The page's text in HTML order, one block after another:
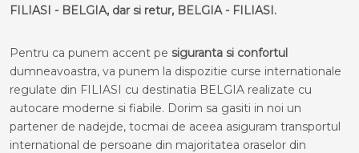
FILIASI - BELGIA, dar si retur, BELGIA - FILIASI.
Pentru ca punem accent pe siguranta si confortul
dumneavoastra, va punem la dispozitie curse internationale
regulate din FILIASI cu destinatia BELGIA realizate cu
autocare moderne si fiabile. Dorim sa gasiti in noi un
partener de nadejde, tocmai de aceea asiguram transportul
international de persoane din majoritatea oraselor din